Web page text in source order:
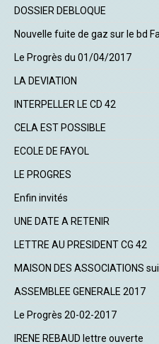
DOSSIER DEBLOQUE
Nouvelle fuite de gaz sur le bd
Le Progrès du 01/04/2017
LA DEVIATION
INTERPELLER LE CD 42
CELA EST POSSIBLE
ECOLE DE FAYOL
LE PROGRES
Enfin invités
UNE DATE A RETENIR
LETTRE AU PRESIDENT CG 42
MAISON DES ASSOCIATIONS
ASSEMBLEE GENERALE 2017
Le Progrès 20-02-2017
IRENE REBAUD lettre ouverte